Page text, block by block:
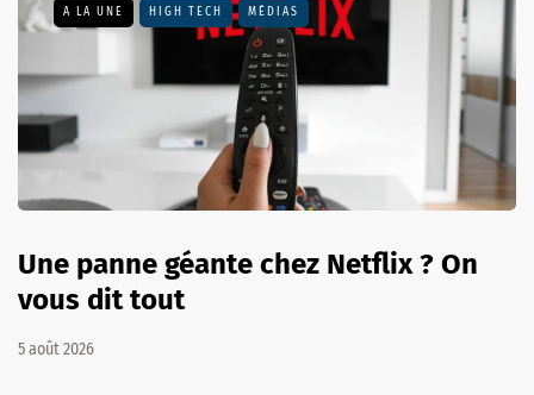
A LA UNE HIGH TECH MÉDIAS
Une panne géante chez Netflix ? On
vous dit tout
5 août 2026